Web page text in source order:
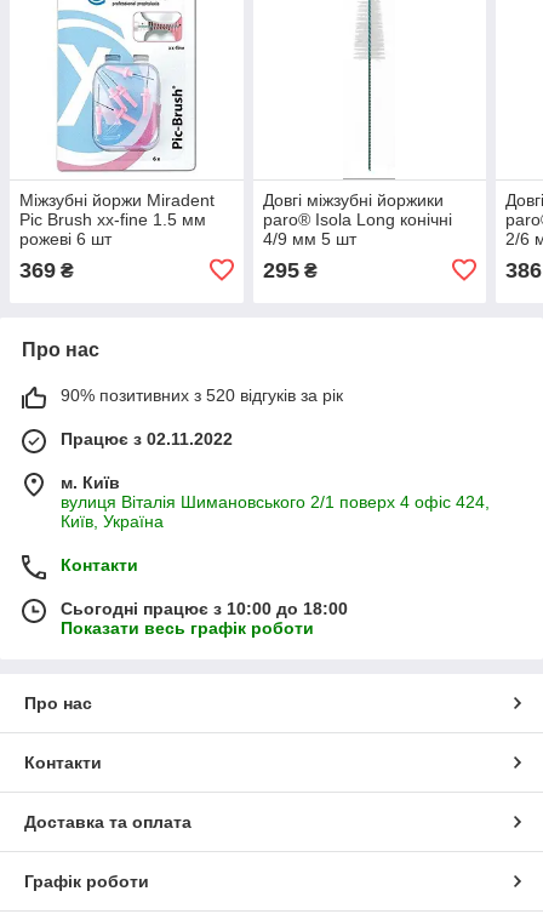
Міжзубні йоржи Miradent
Pic Brush xx-fine 1.5 мм
рожеві 6 шт
369 ₴
Довгі міжзубні йоржики
paro® Isola Long конічні
4/9 мм 5 шт
295₴
2/6
386
Про нас
90% позитивних з 520 відгуків за рік
Працює з 02.11.2022
м. Київ
вулиця Віталія Шимановського 2/1 поверх 4 офіс 424,
Київ, Україна
Контакти
Сьогодні працює з 10:00 до 18:00
Показати весь графік роботи
Про нас
Контакти
Доставка та оплата
Графік роботи